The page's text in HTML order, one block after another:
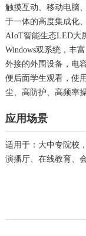
触摸互动、移动电脑
于一体的高度集成化
AIoT智能生态LED大
Windows双系统，丰
外接的外围设备，电
便后面学生观看，使
尘、高防护、高频率
应用场景
适用于：大中专院校
演播厅、在线教育、